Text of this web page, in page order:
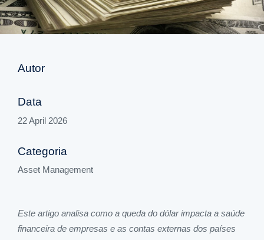
Este artigo analisa como a queda do dólar impacta a saúde
financeira de empresas e as contas externas dos países
Autor
Data
22 April 2026
Categoria
Asset Management